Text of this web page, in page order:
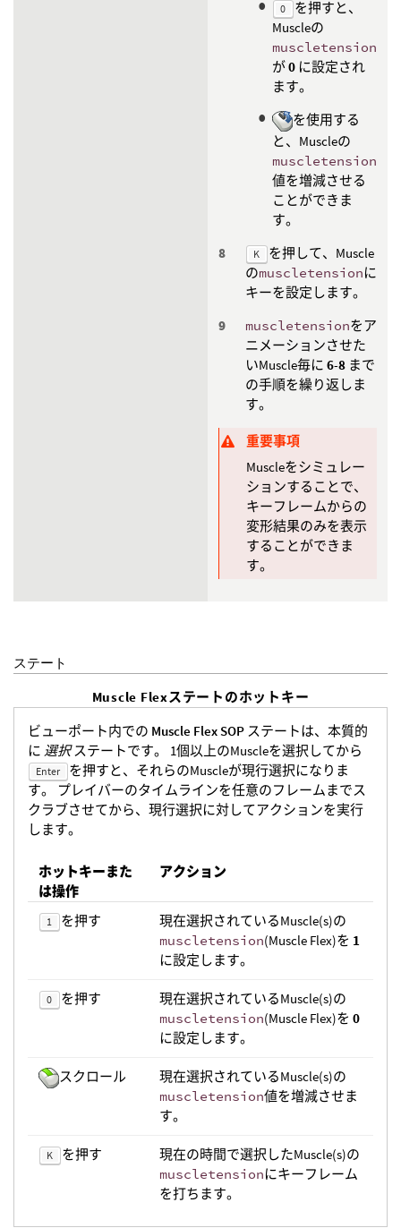
0
を押すと、
Muscleの
muscletension
が0 に設定され
ます。
を使用する
と、Muscleの
muscletension
値を増減させる
ことができま
す。
K
を押して、Muscle
のmuscletensionに
キーを設定します。
muscletensionをア
ニメーションさせた
いMuscle毎に 6-8 まで
の手順を繰り返しま
す。
重要事項
Muscleをシミュレー
ションすることで、
キーフレームからの
変形結果のみを表示
することができま
す。
ステート
Muscle Flexステートのホットキー
ビューポート内での Muscle Flex SOP ステートは、本質的
に 選択ステートです。 1個以上のMuscleを選択してから
Enter
を押すと、それらのMuscleが現行選択になりま
す。 プレイバーのタイムラインを任意のフレームまでス
クラブさせてから、現行選択に対してアクションを実行
します。
ホットキーまた
は操作
アクション
1 を押す
現在選択されているMuscle(s)の
muscletension(Muscle Flex)を 1
に設定します。
0 を押す
現在選択されているMuscle(s)の
muscletension(Muscle Flex)を 0
に設定します。
スクロール
現在選択されているMuscle(s)の
muscletension値を増減させま
す。
K を押す
現在の時間で選択したMuscle(s)の
muscletensionにキーフレーム
を打ちます。